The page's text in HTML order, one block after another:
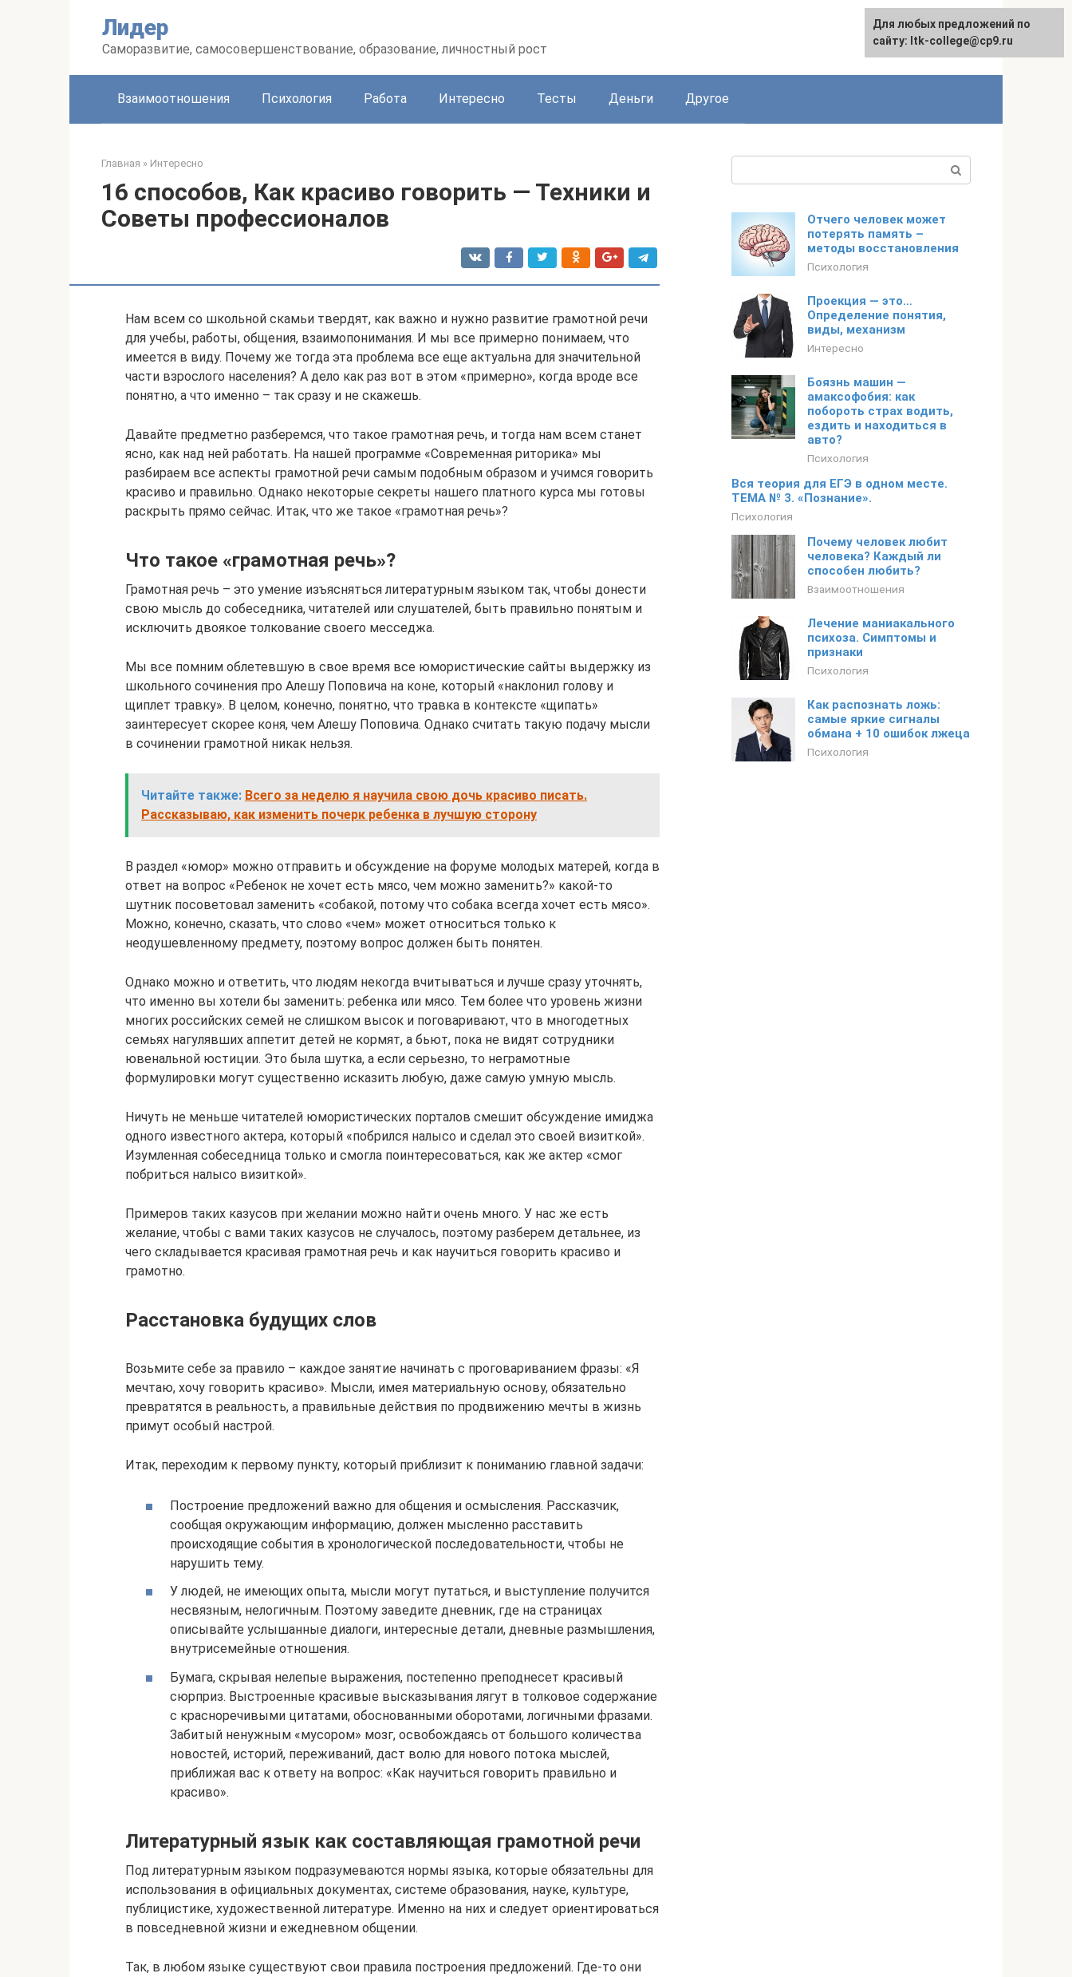
Лидер
Саморазвитие, самосовершенствование, образование, личностный рост
Взаимоотношения Психология Работа Интересно Тесты Деньги Другое
Главная » Интересно
16 способов, Как красиво говорить — Техники и
Советы профессионалов
Нам всем со школьной скамьи твердят, как важно и нужно развитие грамотной речи
для учебы, работы, общения, взаимопонимания. И мы все примерно понимаем, что
имеется в виду. Почему же тогда эта проблема все еще актуальна для значительной
части взрослого населения? А дело как раз вот в этом «примерно», когда вроде все
понятно, а что именно – так сразу и не скажешь.
Давайте предметно разберемся, что такое грамотная речь, и тогда нам всем станет
ясно, как над ней работать. На нашей программе «Современная риторика» мы
разбираем все аспекты грамотной речи самым подобным образом и учимся говорить
красиво и правильно. Однако некоторые секреты нашего платного курса мы готовы
раскрыть прямо сейчас. Итак, что же такое «грамотная речь»?
Что такое «грамотная речь»?
Грамотная речь – это умение изъясняться литературным языком так, чтобы донести
свою мысль до собеседника, читателей или слушателей, быть правильно понятым и
исключить двоякое толкование своего месседжа.
Мы все помним облетевшую в свое время все юмористические сайты выдержку из
школьного сочинения про Алешу Поповича на коне, который «наклонил голову и
щиплет травку». В целом, конечно, понятно, что травка в контексте «щипать»
заинтересует скорее коня, чем Алешу Поповича. Однако считать такую подачу мысли
в сочинении грамотной никак нельзя.
Читайте также: Всего за неделю я научила свою дочь красиво писать.
Рассказываю, как изменить почерк ребенка в лучшую сторону
В раздел «юмор» можно отправить и обсуждение на форуме молодых матерей, когда в
ответ на вопрос «Ребенок не хочет есть мясо, чем можно заменить?» какой-то
шутник посоветовал заменить «собакой, потому что собака всегда хочет есть мясо».
Можно, конечно, сказать, что слово «чем» может относиться только к
неодушевленному предмету, поэтому вопрос должен быть понятен.
Однако можно и ответить, что людям некогда вчитываться и лучше сразу уточнять,
что именно вы хотели бы заменить: ребенка или мясо. Тем более что уровень жизни
многих российских семей не слишком высок и поговаривают, что в многодетных
семьях нагулявших аппетит детей не кормят, а бьют, пока не видят сотрудники
ювенальной юстиции. Это была шутка, а если серьезно, то неграмотные
формулировки могут существенно исказить любую, даже самую умную мысль.
Ничуть не меньше читателей юмористических порталов смешит обсуждение имиджа
одного известного актера, который «побрился налысо и сделал это своей визиткой».
Изумленная собеседница только и смогла поинтересоваться, как же актер «смог
побриться налысо визиткой».
Примеров таких казусов при желании можно найти очень много. У нас же есть
желание, чтобы с вами таких казусов не случалось, поэтому разберем детальнее, из
чего складывается красивая грамотная речь и как научиться говорить красиво и
грамотно.
Расстановка будущих слов
Возьмите себе за правило – каждое занятие начинать с проговариванием фразы: «Я
мечтаю, хочу говорить красиво». Мысли, имея материальную основу, обязательно
превратятся в реальность, а правильные действия по продвижению мечты в жизнь
примут особый настрой.
Итак, переходим к первому пункту, который приблизит к пониманию главной задачи:
Построение предложений важно для общения и осмысления. Рассказчик,
сообщая окружающим информацию, должен мысленно расставить
происходящие события в хронологической последовательности, чтобы не
нарушить тему.
У людей, не имеющих опыта, мысли могут путаться, и выступление получится
несвязным, нелогичным. Поэтому заведите дневник, где на страницах
описывайте услышанные диалоги, интересные детали, дневные размышления,
внутрисемейные отношения.
Бумага, скрывая нелепые выражения, постепенно преподнесет красивый
сюрприз. Выстроенные красивые высказывания лягут в толковое содержание
с красноречивыми цитатами, обоснованными оборотами, логичными фразами.
Забитый ненужным «мусором» мозг, освобождаясь от большого количества
новостей, историй, переживаний, даст волю для нового потока мыслей,
приближая вас к ответу на вопрос: «Как научиться говорить правильно и
красиво».
Литературный язык как составляющая грамотной речи
Под литературным языком подразумеваются нормы языка, которые обязательны для
использования в официальных документах, системе образования, науке, культуре,
публицистике, художественной литературе. Именно на них и следует ориентироваться
в повседневной жизни и ежедневном общении.
Так, в любом языке существуют свои правила построения предложений. Где-то они
Отчего человек может
потерять память –
методы восстановления
Психология
Проекция — это…
Определение понятия,
виды, механизм
Интересно
Боязнь машин —
амаксофобия: как
побороть страх водить,
ездить и находиться в
авто?
Психология
Вся теория для ЕГЭ в одном месте.
ТЕМА № 3. «Познание».
Психология
Почему человек любит
человека? Каждый ли
способен любить?
Взаимоотношения
Лечение маниакального
психоза. Симптомы и
признаки
Психология
Как распознать ложь:
самые яркие сигналы
обмана + 10 ошибок лжеца
Психология
Для любых предложений по
сайту: ltk-college@cp9.ru